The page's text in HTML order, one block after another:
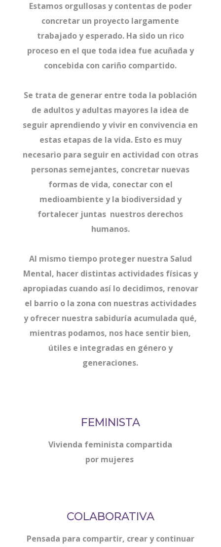
Estamos orgullosas y contentas de poder
concretar un proyecto largamente
trabajado y esperado. Ha sido un rico
proceso en el que toda idea fue acuñada y
concebida con cariño compartido.
Se trata de generar entre toda la población
de adultos y adultas mayores la idea de
seguir aprendiendo y vivir en convivencia en
estas etapas de la vida. Esto es muy
necesario para seguir en actividad con otras
personas semejantes, concretar nuevas
formas de vida, conectar con el
medioambiente y la biodiversidad y
fortalecer juntas nuestros derechos
humanos.
Al mismo tiempo proteger nuestra Salud
Mental, hacer distintas actividades físicas y
apropiadas cuando así lo decidimos, renovar
el barrio o la zona con nuestras actividades
y ofrecer nuestra sabiduría acumulada qué,
mientras podamos, nos hace sentir bien,
útiles e integradas en género y
generaciones.
FEMINISTA
Vivienda feminista compartida
por mujeres
COLABORATIVA
Pensada para compartir, crear y continuar